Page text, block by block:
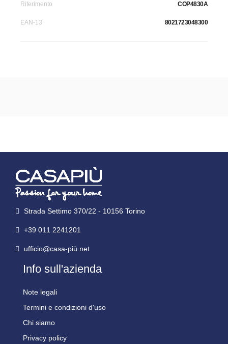
Riferimento COP4830A
EAN-13 8021723048300
Strada Settimo 370/22 - 10156 Torino
+39 011 2241201
ufficio@casa-più.net
Info sull'azienda
Note legali
Termini e condizioni d'uso
Chi siamo
Privacy policy